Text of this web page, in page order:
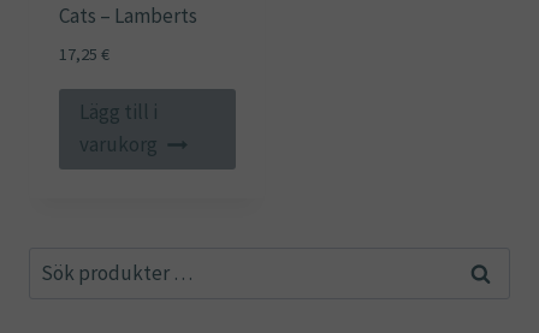
Cats – Lamberts
17,25 €
Lägg till i
varukorg
Sök
Sök